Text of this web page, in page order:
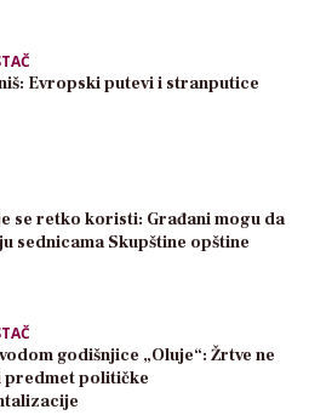
Evropski putevi i stranputice
se retko koristi: Građani mogu da
sednicama Skupštine opštine
godišnjice „Oluje“: Žrtve ne
predmet političke